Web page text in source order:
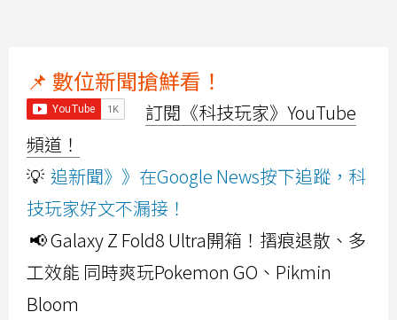
📌 數位新聞搶鮮看！
訂閱《科技玩家》YouTube
頻道！
💡 追新聞》》在Google News按下追蹤，科
技玩家好文不漏接！
📢 Galaxy Z Fold8 Ultra開箱！摺痕退散、多
工效能 同時爽玩Pokemon GO、Pikmin
Bloom